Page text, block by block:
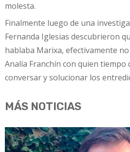
molesta.
Finalmente luego de una
Fernanda Iglesias descubrieron
hablaba Marixa, efectivamente
Analía Franchín con quien tiempo
conversar y solucionar los
MÁS NOTICIAS